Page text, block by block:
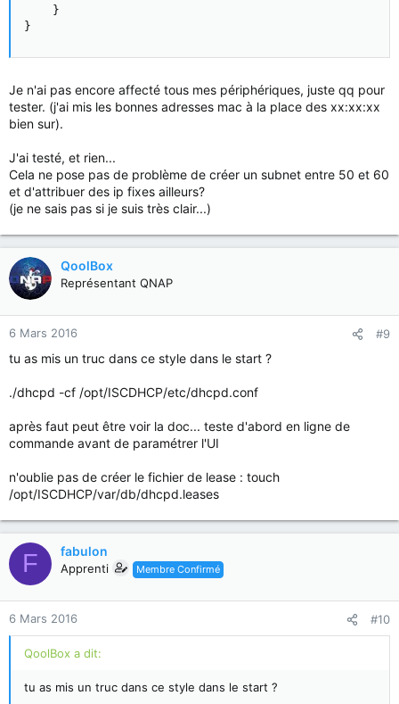
    }
}
Je n'ai pas encore affecté tous mes périphériques, juste qq pour
tester. (j'ai mis les bonnes adresses mac à la place des xx:xx:xx
bien sur).
J'ai testé, et rien...
Cela ne pose pas de problème de créer un subnet entre 50 et 60
et d'attribuer des ip fixes ailleurs?
(je ne sais pas si je suis très clair...)
QoolBox
Représentant QNAP
6 Mars 2016 #9
tu as mis un truc dans ce style dans le start ?
./dhcpd -cf /opt/ISCDHCP/etc/dhcpd.conf
après faut peut être voir la doc... teste d'abord en ligne de
commande avant de paramétrer l'UI
n'oublie pas de créer le fichier de lease : touch
/opt/ISCDHCP/var/db/dhcpd.leases
F fabulon
Apprenti Membre Confirmé
6 Mars 2016 #10
QoolBox a dit:
tu as mis un truc dans ce style dans le start ?